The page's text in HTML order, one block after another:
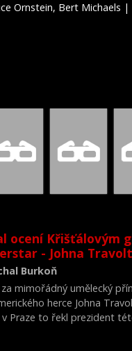
Ornstein, Bert Michaels |
ocení Křišťálovým
- Johna
Burkoň
mimořádný umělecký
herce Johna
Praze to řekl prezident